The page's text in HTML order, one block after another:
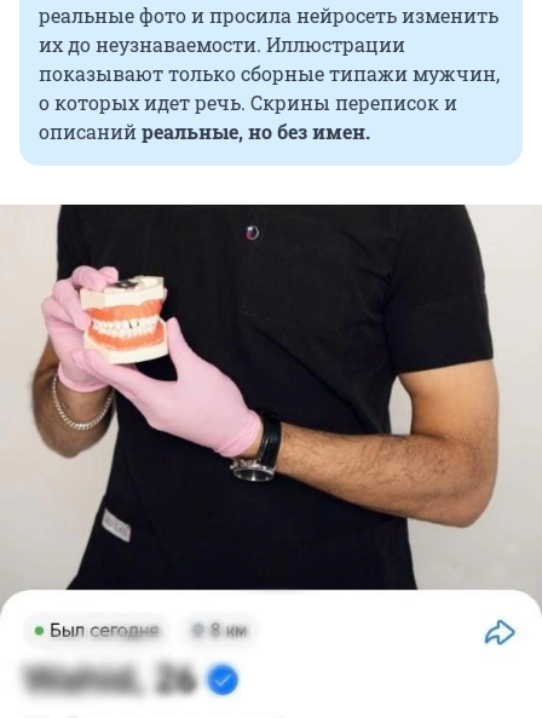
реальные фото и просила нейросеть изменить
их до неузнаваемости. Иллюстрации
показывают только сборные типажи мужчин,
о которых идет речь. Скрины переписок и
описанийреальные, но без имен.